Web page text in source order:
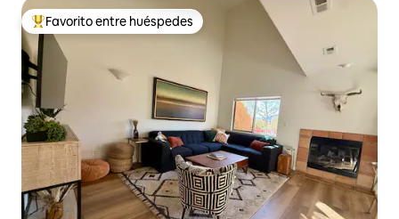
Favorito entre huéspedes preferido
Favorito entre huéspedes